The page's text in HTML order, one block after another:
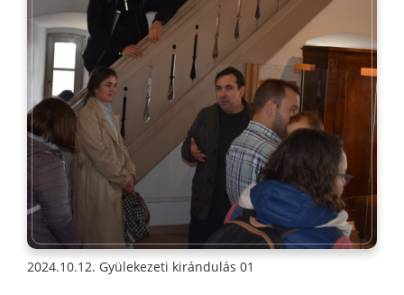
2024.10.12. Gyülekezeti kirándulás 01